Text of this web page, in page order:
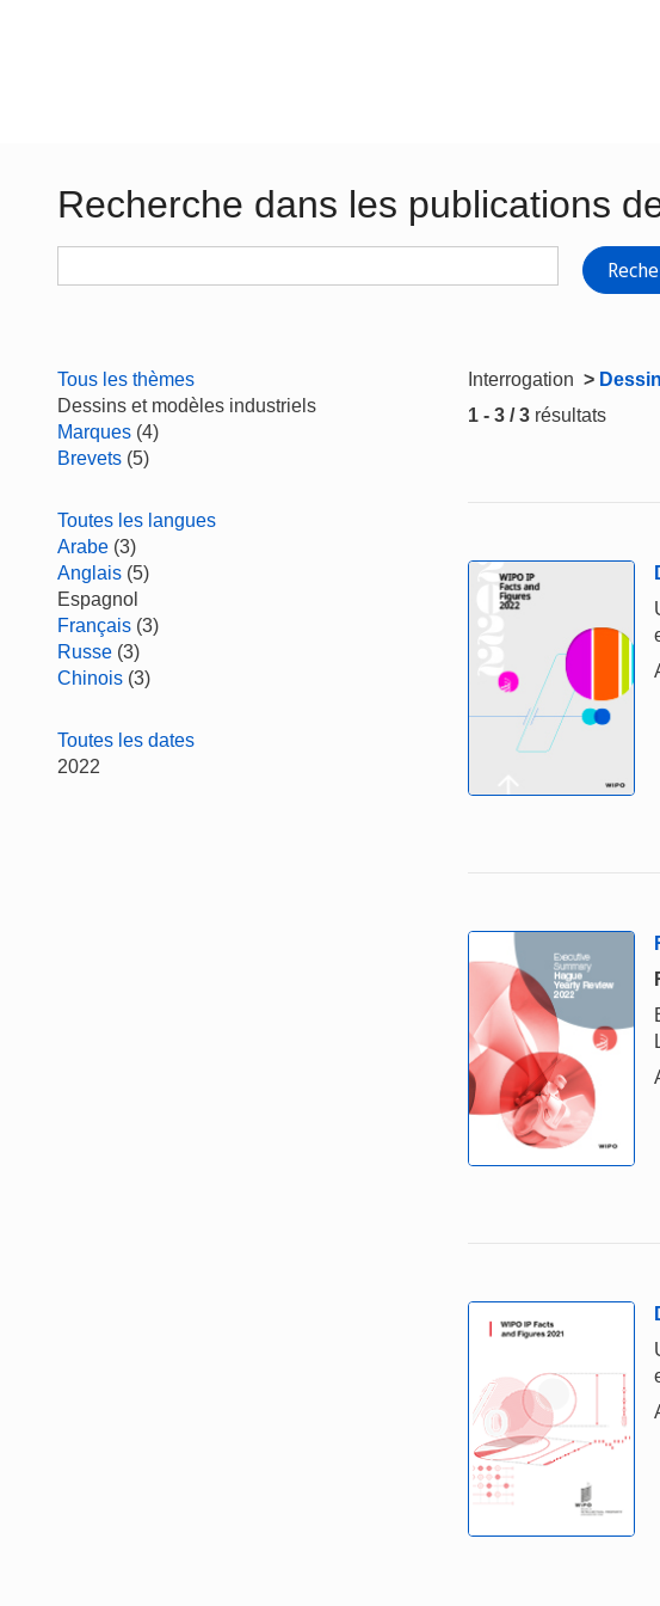
Recherche dans les publications
Tous les thèmes
Dessins et modèles industriels
Marques (4)
Brevets (5)
Toutes les langues
Arabe (3)
Anglais (5)
Espagnol
Français (3)
Russe (3)
Chinois (3)
Toutes les dates
2022
Interrogation >
1 - 3 / 3 résultats